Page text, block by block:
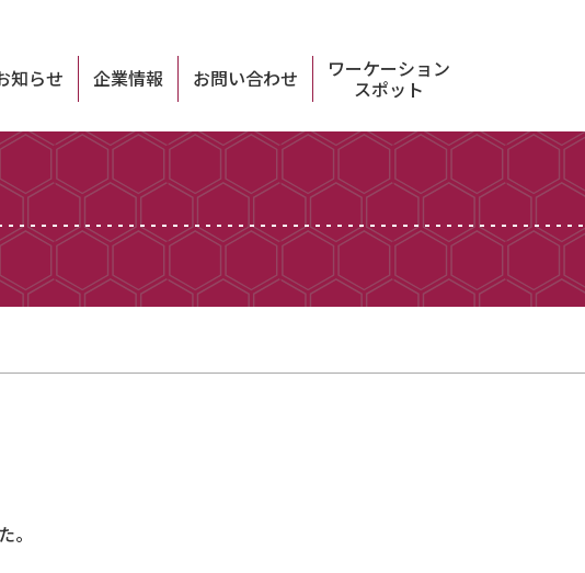
知らせ 企業情報 お問い合わせ ワーケーション
スポット
。